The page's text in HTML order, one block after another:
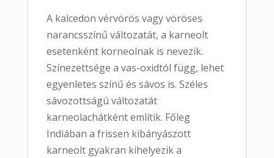
A kalcedon vérvörös vagy vöröses
narancsszínű változatát, a karneolt
esetenként korneolnak is nevezik.
Színezettsége a vas-oxidtól függ, lehet
egyenletes színű és sávos is. Széles
sávozottságú változatát
karneolachátként említik. Főleg
Indiában a frissen kibányászott
karneolt gyakran kihelyezik a